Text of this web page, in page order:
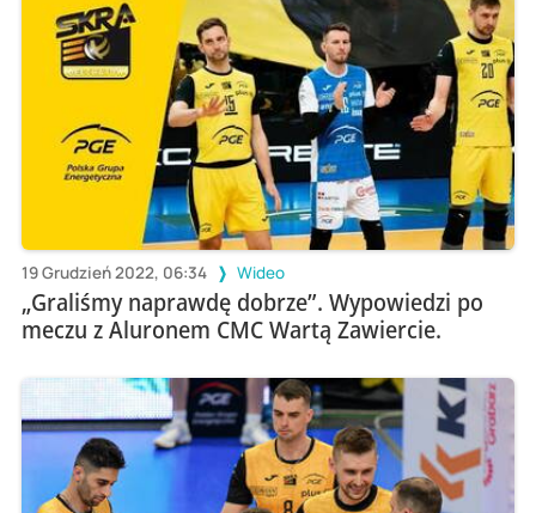
19 Grudzień 2022, 06:34 Wideo
„Graliśmy naprawdę dobrze”. Wypowiedzi po
meczu z Aluronem CMC Wartą Zawiercie.